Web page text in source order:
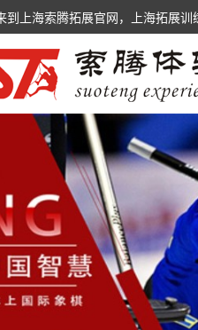
到上海索腾拓展官网，上海拓展